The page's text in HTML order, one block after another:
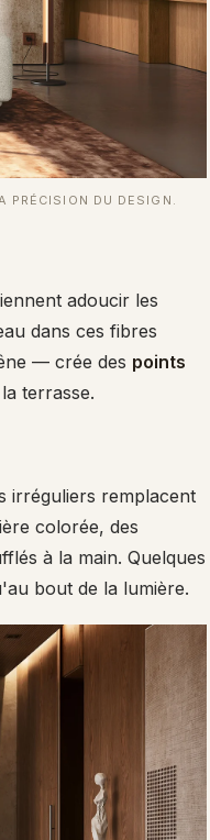
PRÉCISION DU DESIGN.
adoucir les
dans ces fibres
— crée des points
terrasse.
irréguliers remplacent
colorée, des
à la main. Quelques
bout de la lumière.